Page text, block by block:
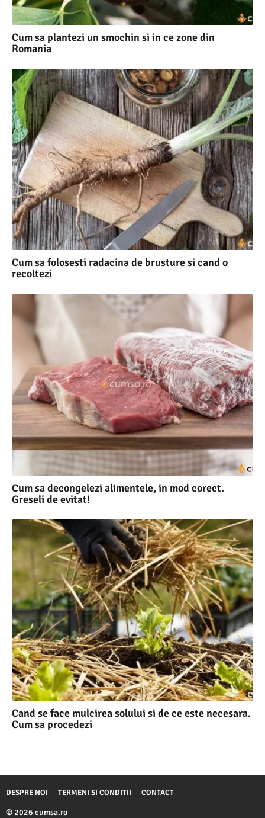
Cum sa plantezi un smochin si in ce zone din
Romania
Cum sa folosesti radacina de brusture si cand o
recoltezi
Cum sa decongelezi alimentele, in mod corect.
Greseli de evitat!
Cand se face mulcirea solului si de ce este necesara.
Cum sa procedezi
DESPRE NOI TERMENI SI CONDITII CONTACT
© 2026 cumsa.ro